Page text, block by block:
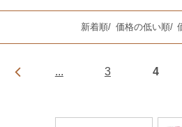
新着順/ 価格の低い順/
... 3 4